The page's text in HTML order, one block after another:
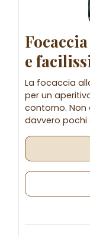
e
La focaccia
per un
contorno.
davvero pochi